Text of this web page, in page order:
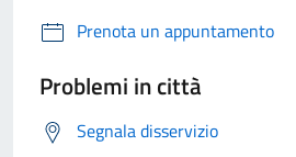
Prenota un appuntamento
Problemi in città
Segnala disservizio